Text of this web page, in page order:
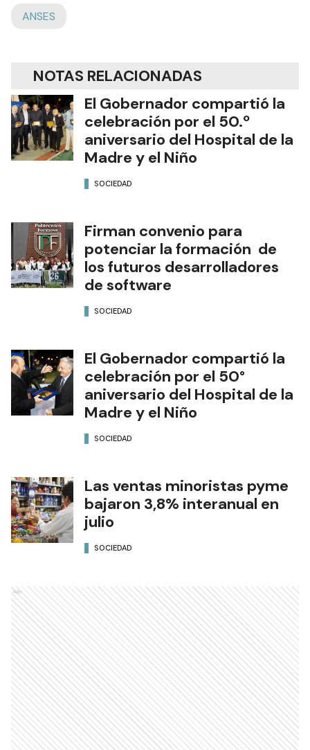
ANSES
NOTAS RELACIONADAS
El Gobernador compartió la
celebración por el 50.º
aniversario del Hospital de la
Madre y el Niño
SOCIEDAD
Firman convenio para
potenciar la formación de
los futuros desarrolladores
de software
SOCIEDAD
El Gobernador compartió la
celebración por el 50°
aniversario del Hospital de la
Madre y el Niño
SOCIEDAD
Las ventas minoristas pyme
bajaron 3,8% interanual en
julio
SOCIEDAD
Ads